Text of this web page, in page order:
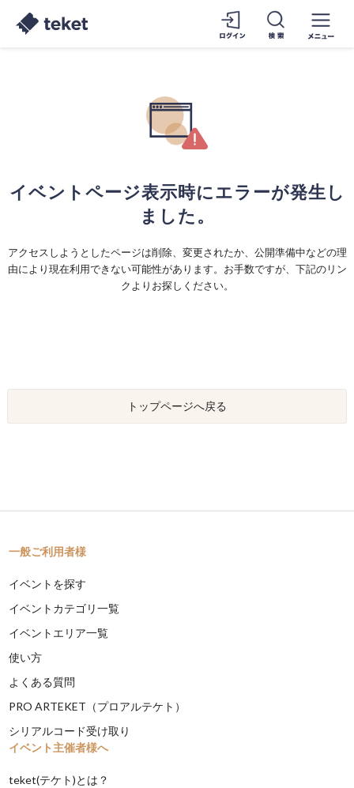
イベントページ表示時にエラーが発生し
ました。
アクセスしようとしたページは削除、変更されたか、公開準備中などの理
由により現在利用できない可能性があります。お手数ですが、下記のリン
クよりお探しください。
トップページへ戻る
一般ご利用者様
イベントを探す
イベントカテゴリ一覧
イベントエリア一覧
使い方
よくある質問
PRO ARTEKET（プロアルテケト）
シリアルコード受け取り
イベント主催者様へ
teket(テケト)とは？